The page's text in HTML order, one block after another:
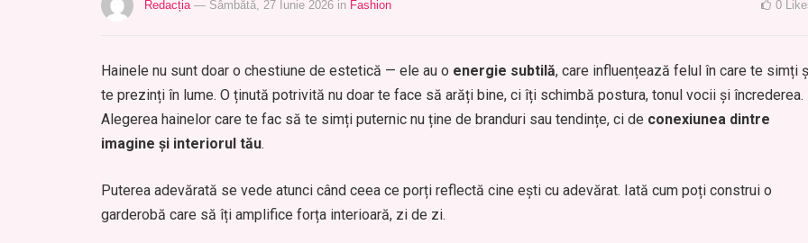
Redacția — Sâmbătă, 27 Iunie 2026 in Fashion 0
Hainele nu sunt doar o chestiune de estetică — ele au o energie subtilă, care influențează felul în care te simți
te prezinți în lume. O ținută potrivită nu doar te face să arăți bine, ci îți schimbă postura, tonul vocii și încrederea.
Alegerea hainelor care te fac să te simți puternic nu ține de branduri sau tendințe, ci de conexiunea dintre
imagine și interiorul tău.
Puterea adevărată se vede atunci când ceea ce porți reflectă cine ești cu adevărat. Iată cum poți construi o
garderobă care să îți amplifice forța interioară, zi de zi.